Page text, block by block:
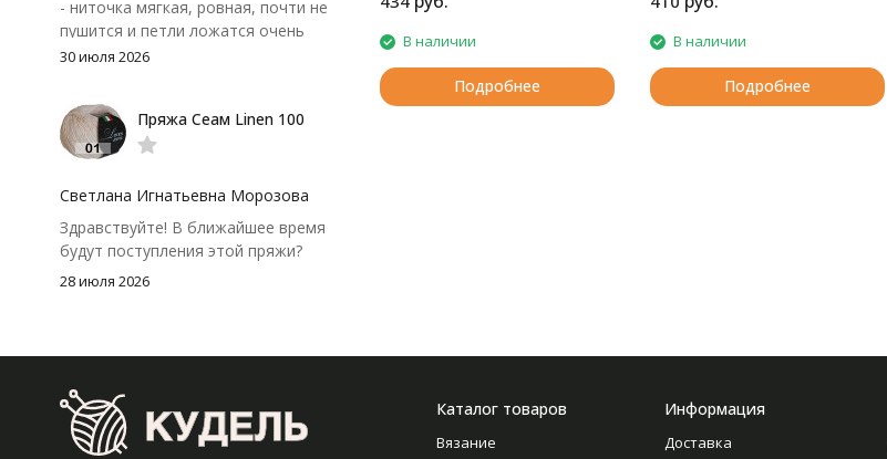
В наличии
Подробнее
В наличии
Подробнее
- ниточка мягкая, ровная, почти не
пушится и петли ложатся очень
аккуратно. После стирки полотно
потеряло, цвет тоже не стал
тусклее. Единственный нюанс -
моточки маленькие, расход лучше
чуть-чуть не хватило))
30 июля 2026
Пряжа Сеам Linen 100
Светлана Игнатьевна Морозова
Здравствуйте! В ближайшее время
будут поступления этой пряжи?
28 июля 2026
Каталог товаров
Вязание
Информация
Доставка